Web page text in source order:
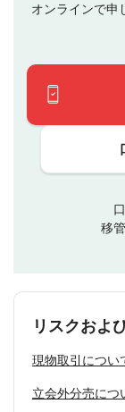
オンラインで申
移
リスクおよ
現物取引につい
立会外分売につ